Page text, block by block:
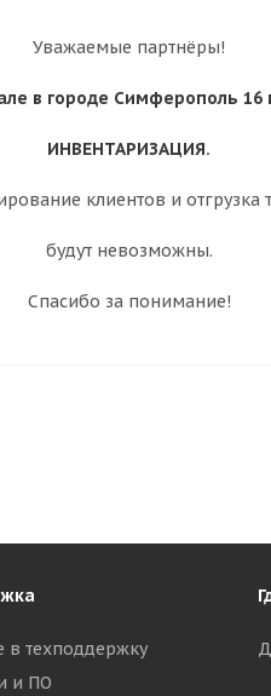
Уважаемые партнёры!
в городе Симферополь 16
ИНВЕНТАРИЗАЦИЯ.
клиентов и отгрузка
будут невозможны.
Спасибо за понимание!
техподдержку
и ПО